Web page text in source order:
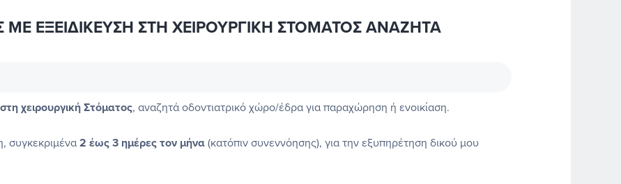
ΕΞΕΙΔΙΚΕΥΣΗ ΣΤΗ ΧΕΙΡΟΥΡΓΙΚΗ ΣΤΟΜΑΤΟΣ ΑΝΑΖΗΤΑ
χειρουργική Στόματος, αναζητά οδοντιατρικό χώρο/έδρα για παραχώρηση ή ενοικίαση.
συγκεκριμένα2 έως 3 ημέρες τον μήνα(κατόπιν συνεννόησης), για την εξυπηρέτηση δικού μου